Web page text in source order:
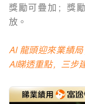
獎勵可疊加；獎
放。
AI 龍頭迎來業績
AI睇透重點，三步